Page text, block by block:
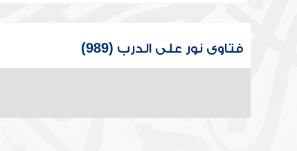
فتاوى نور على الدرب (989)